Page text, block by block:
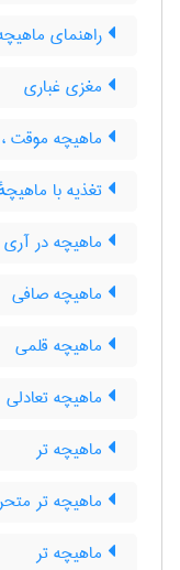
راهنمای
مغزی غباری
ماهیچه موقت
تغذیه با
ماهیچه در آری
ماهیچه صافی
ماهیچه قلمی
ماهیچه تعادلی
ماهیچه تر
ماهیچه تر
ماهیچه تر